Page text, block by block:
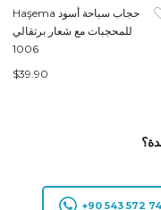
Haşema حجاب سباحة أسود
للمحجبات مع شعار برتقالي
1006
$39.90
+90 543 572